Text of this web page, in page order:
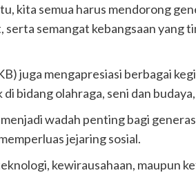
kita semua harus mendorong
semangat kebangsaan yang
juga mengapresiasi berbagai
bidang olahraga, seni dan
wadah penting bagi
jejaring sosial.
kewirausahaan, maupun